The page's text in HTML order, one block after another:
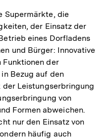
Supermärkte, die
der Einsatz der
eines Dorfladens
und Bürger: Innovative
Funktionen der
Bezug auf den
Leistungserbringung
von
Formen abweichen.
nur den Einsatz von
häufig auch